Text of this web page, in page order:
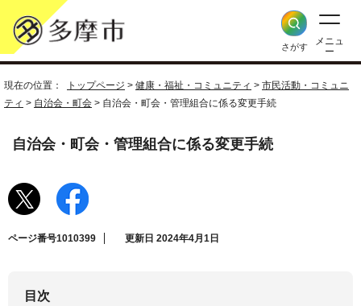
さがす
メニュ
ー
現在の位置： トップページ > 健康・福祉・コミュニティ > 市民活動・コミュニ
ティ > 自治会・町会 > 自治会・町会・管理組合に係る変更手続
自治会・町会・管理組合に係る変更手続
ページ番号1010399 更新日 2024年4月1日
目次